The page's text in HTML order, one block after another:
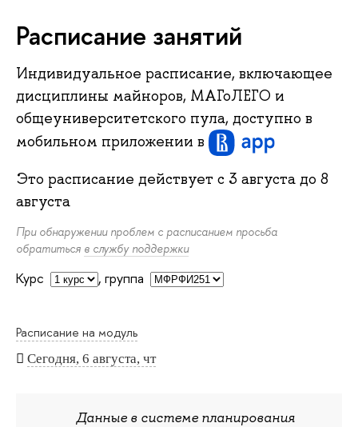
Расписание на модуль
Сегодня, 6 августа, чт
Расписание занятий
Индивидуальное расписание, включающее
дисциплины майноров, МАГоЛЕГО и
общеуниверситетского пула, доступно в
мобильном приложении в
Это расписание действует с 3 августа до 8
августа
При обнаружении проблем с расписанием просьба
обратиться в службу поддержки
Курс , группа
Данные в системе планирования